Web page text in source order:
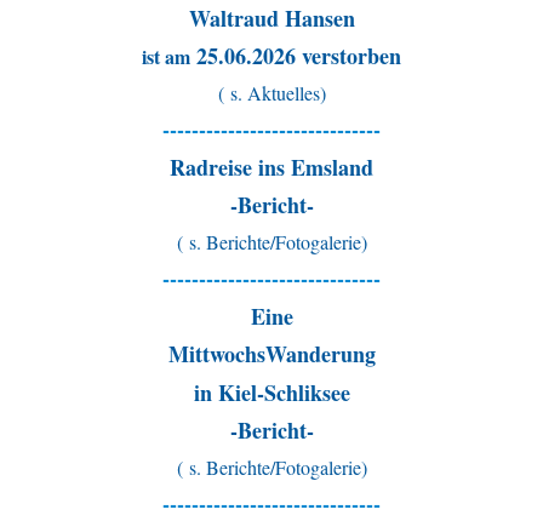
Waltraud Hansen
ist am 25.06.2026 verstorben
( s. Aktuelles)
------------------------------
Radreise ins Emsland
-Bericht-
( s. Berichte/Fotogalerie)
------------------------------
Eine
MittwochsWanderung
in Kiel-Schliksee
-Bericht-
( s. Berichte/Fotogalerie)
------------------------------